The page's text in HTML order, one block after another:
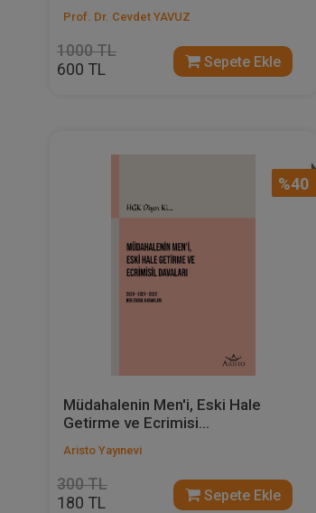
Prof. Dr. Cevdet YAVUZ
1000 TL
600 TL Sepete Ekle
%40
Müdahalenin Men'i, Eski Hale
Getirme ve Ecrimisi...
Aristo Yayınevi
300 TL
180 TL Sepete Ekle